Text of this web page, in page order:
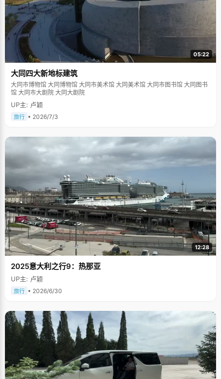
05:22
大同四大新地标建筑
大同市博物馆 大同博物馆 大同市美术馆 大同美术馆 大同市图书馆 大同图书
馆 大同市大剧院 大同大剧院
UP主: 卢颖
旅行 • 2026/7/3
12:28
2025意大利之行9：热那亚
UP主: 卢颖
旅行 • 2026/6/30